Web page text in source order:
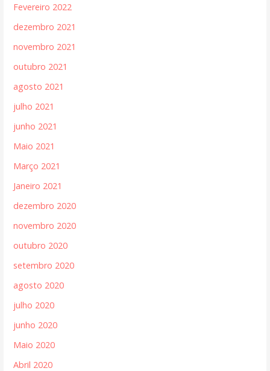
Fevereiro 2022
dezembro 2021
novembro 2021
outubro 2021
agosto 2021
julho 2021
junho 2021
Maio 2021
Março 2021
Janeiro 2021
dezembro 2020
novembro 2020
outubro 2020
setembro 2020
agosto 2020
julho 2020
junho 2020
Maio 2020
Abril 2020